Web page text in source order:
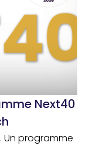
Next40
Un programme